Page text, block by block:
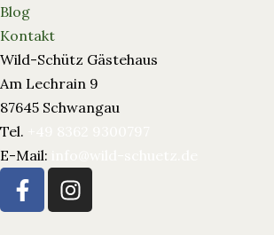
Blog
Kontakt
Wild-Schütz Gästehaus
Am Lechrain 9
87645 Schwangau
Tel.
E-Mail: